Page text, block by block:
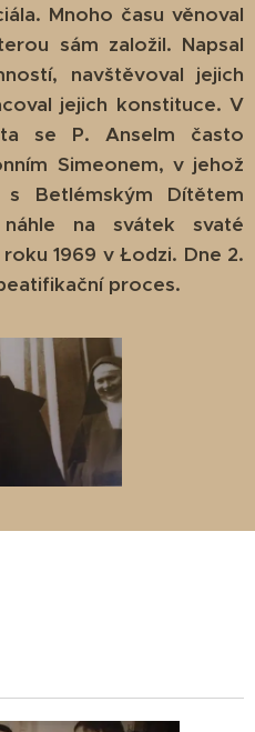
Mnoho času věnoval
sám založil. Napsal
navštěvoval jejich
jejich konstituce. V
se P. Anselm často
Simeonem, v jehož
Betlémským Dítětem
na svátek svaté
1969 v Łodzi. Dne 2.
proces.